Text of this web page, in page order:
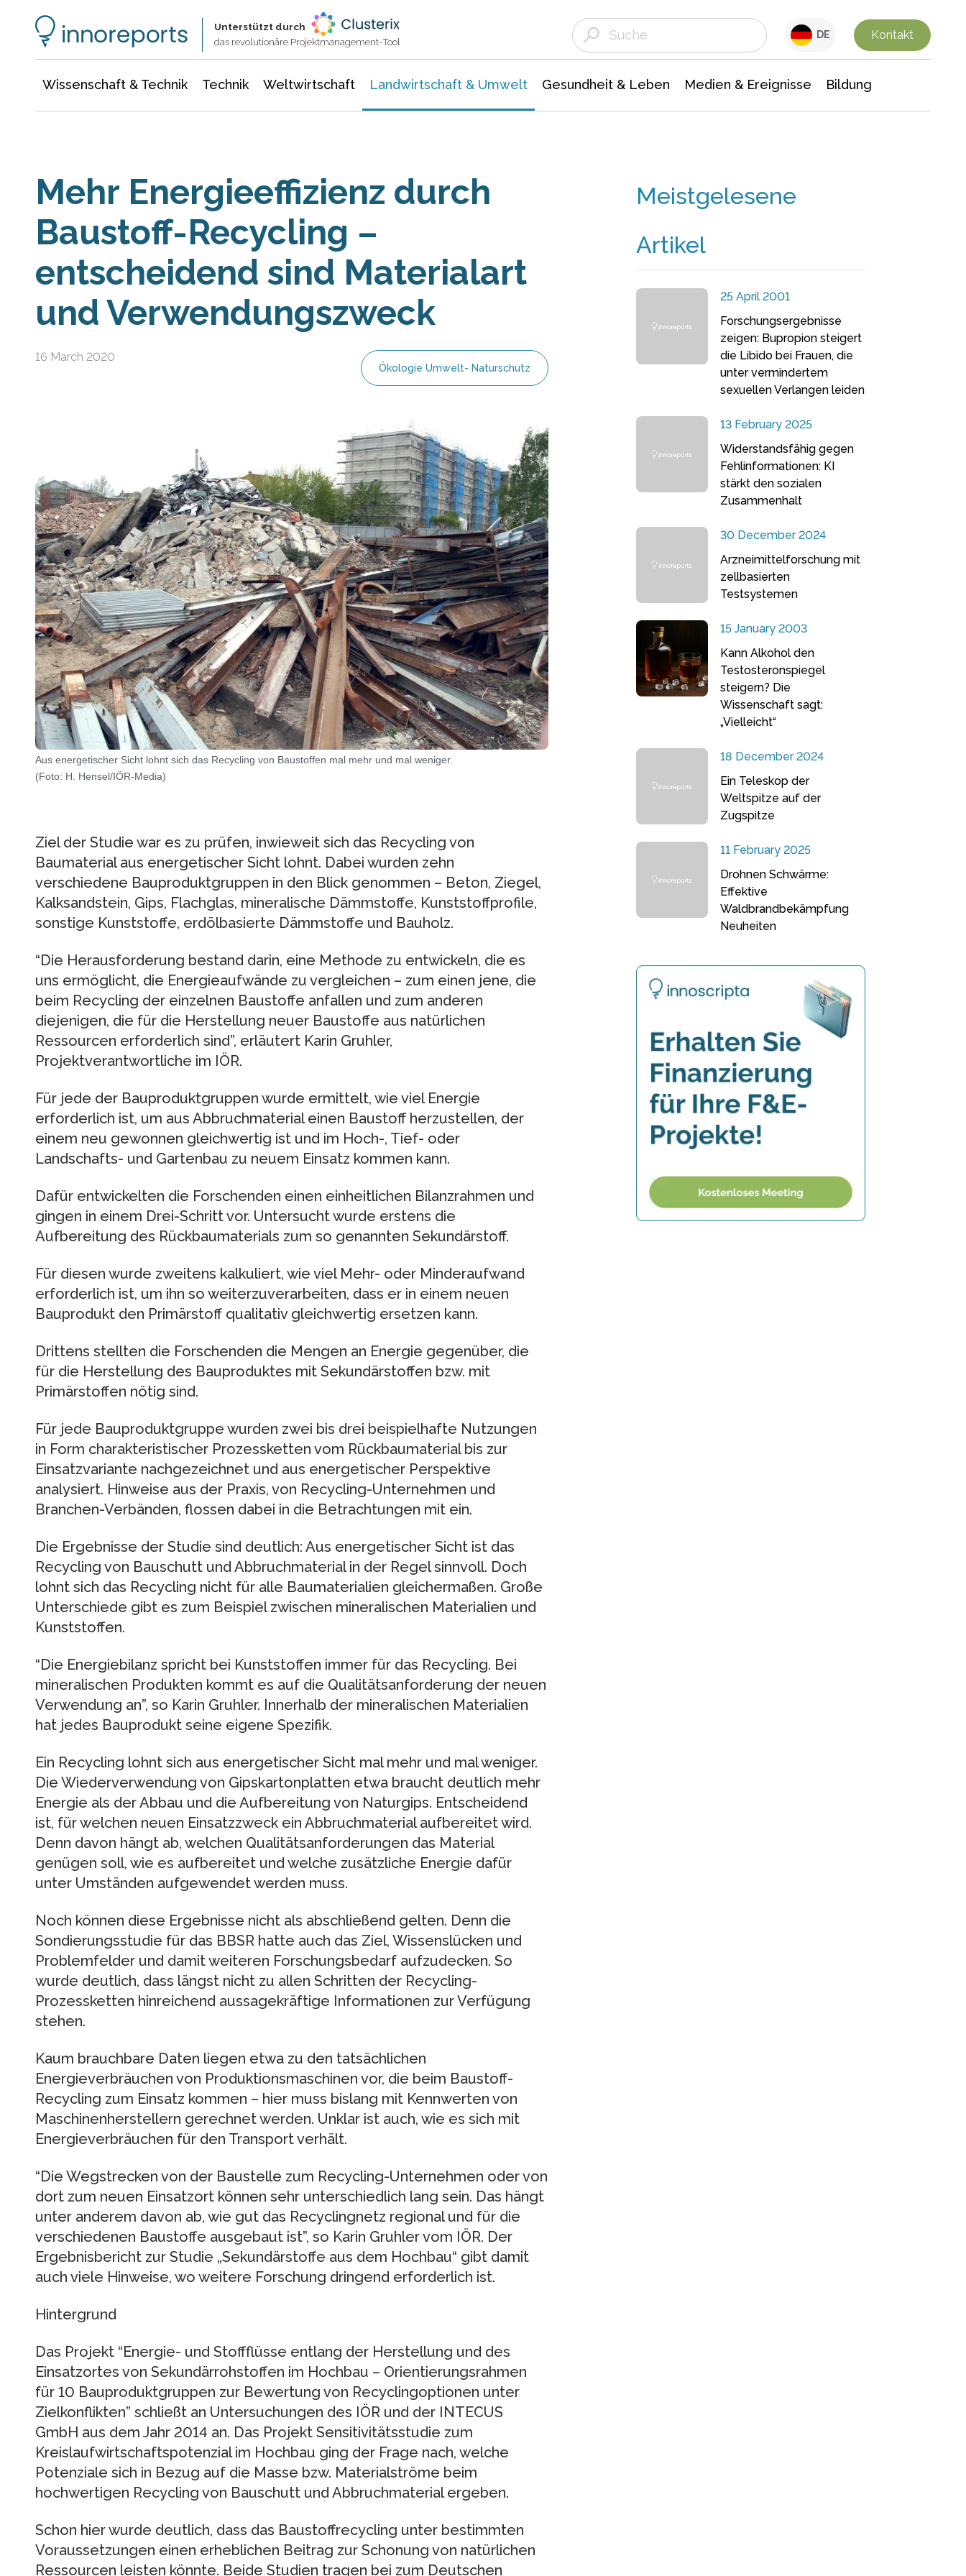
Unterstützt durch
das revolutionäre Projektmanagement-Tool
DE Kontakt
Wissenschaft & Technik Technik Weltwirtschaft Landwirtschaft & Umwelt Gesundheit & Leben Medien & Ereignisse Bildung
Mehr Energieeffizienz durch
Baustoff-Recycling –
entscheidend sind Materialart
und Verwendungszweck
16 March 2020
Ökologie Umwelt- Naturschutz
Aus energetischer Sicht lohnt sich das Recycling von Baustoffen mal mehr und mal weniger.
(Foto: H. Hensel/IÖR-Media)
Ziel der Studie war es zu prüfen, inwieweit sich das Recycling von
Baumaterial aus energetischer Sicht lohnt. Dabei wurden zehn
verschiedene Bauproduktgruppen in den Blick genommen – Beton, Ziegel,
Kalksandstein, Gips, Flachglas, mineralische Dämmstoffe, Kunststoffprofile,
sonstige Kunststoffe, erdölbasierte Dämmstoffe und Bauholz.
“Die Herausforderung bestand darin, eine Methode zu entwickeln, die es
uns ermöglicht, die Energieaufwände zu vergleichen – zum einen jene, die
beim Recycling der einzelnen Baustoffe anfallen und zum anderen
diejenigen, die für die Herstellung neuer Baustoffe aus natürlichen
Ressourcen erforderlich sind”, erläutert Karin Gruhler,
Projektverantwortliche im IÖR.
Für jede der Bauproduktgruppen wurde ermittelt, wie viel Energie
erforderlich ist, um aus Abbruchmaterial einen Baustoff herzustellen, der
einem neu gewonnen gleichwertig ist und im Hoch-, Tief- oder
Landschafts- und Gartenbau zu neuem Einsatz kommen kann.
Dafür entwickelten die Forschenden einen einheitlichen Bilanzrahmen und
gingen in einem Drei-Schritt vor. Untersucht wurde erstens die
Aufbereitung des Rückbaumaterials zum so genannten Sekundärstoff.
Für diesen wurde zweitens kalkuliert, wie viel Mehr- oder Minderaufwand
erforderlich ist, um ihn so weiterzuverarbeiten, dass er in einem neuen
Bauprodukt den Primärstoff qualitativ gleichwertig ersetzen kann.
Drittens stellten die Forschenden die Mengen an Energie gegenüber, die
für die Herstellung des Bauproduktes mit Sekundärstoffen bzw. mit
Primärstoffen nötig sind.
Für jede Bauproduktgruppe wurden zwei bis drei beispielhafte Nutzungen
in Form charakteristischer Prozessketten vom Rückbaumaterial bis zur
Einsatzvariante nachgezeichnet und aus energetischer Perspektive
analysiert. Hinweise aus der Praxis, von Recycling-Unternehmen und
Branchen-Verbänden, flossen dabei in die Betrachtungen mit ein.
Die Ergebnisse der Studie sind deutlich: Aus energetischer Sicht ist das
Recycling von Bauschutt und Abbruchmaterial in der Regel sinnvoll. Doch
lohnt sich das Recycling nicht für alle Baumaterialien gleichermaßen. Große
Unterschiede gibt es zum Beispiel zwischen mineralischen Materialien und
Kunststoffen.
“Die Energiebilanz spricht bei Kunststoffen immer für das Recycling. Bei
mineralischen Produkten kommt es auf die Qualitätsanforderung der neuen
Verwendung an”, so Karin Gruhler. Innerhalb der mineralischen Materialien
hat jedes Bauprodukt seine eigene Spezifik.
Ein Recycling lohnt sich aus energetischer Sicht mal mehr und mal weniger.
Die Wiederverwendung von Gipskartonplatten etwa braucht deutlich mehr
Energie als der Abbau und die Aufbereitung von Naturgips. Entscheidend
ist, für welchen neuen Einsatzzweck ein Abbruchmaterial aufbereitet wird.
Denn davon hängt ab, welchen Qualitätsanforderungen das Material
genügen soll, wie es aufbereitet und welche zusätzliche Energie dafür
unter Umständen aufgewendet werden muss.
Noch können diese Ergebnisse nicht als abschließend gelten. Denn die
Sondierungsstudie für das BBSR hatte auch das Ziel, Wissenslücken und
Problemfelder und damit weiteren Forschungsbedarf aufzudecken. So
wurde deutlich, dass längst nicht zu allen Schritten der Recycling-
Prozessketten hinreichend aussagekräftige Informationen zur Verfügung
stehen.
Kaum brauchbare Daten liegen etwa zu den tatsächlichen
Energieverbräuchen von Produktionsmaschinen vor, die beim Baustoff-
Recycling zum Einsatz kommen – hier muss bislang mit Kennwerten von
Maschinenherstellern gerechnet werden. Unklar ist auch, wie es sich mit
Energieverbräuchen für den Transport verhält.
“Die Wegstrecken von der Baustelle zum Recycling-Unternehmen oder von
dort zum neuen Einsatzort können sehr unterschiedlich lang sein. Das hängt
unter anderem davon ab, wie gut das Recyclingnetz regional und für die
verschiedenen Baustoffe ausgebaut ist”, so Karin Gruhler vom IÖR. Der
Ergebnisbericht zur Studie „Sekundärstoffe aus dem Hochbau“ gibt damit
auch viele Hinweise, wo weitere Forschung dringend erforderlich ist.
Hintergrund
Das Projekt “Energie- und Stoffflüsse entlang der Herstellung und des
Einsatzortes von Sekundärrohstoffen im Hochbau – Orientierungsrahmen
für 10 Bauproduktgruppen zur Bewertung von Recyclingoptionen unter
Zielkonflikten” schließt an Untersuchungen des IÖR und der INTECUS
GmbH aus dem Jahr 2014 an. Das Projekt Sensitivitätsstudie zum
Kreislaufwirtschaftspotenzial im Hochbau ging der Frage nach, welche
Potenziale sich in Bezug auf die Masse bzw. Materialströme beim
hochwertigen Recycling von Bauschutt und Abbruchmaterial ergeben.
Schon hier wurde deutlich, dass das Baustoffrecycling unter bestimmten
Voraussetzungen einen erheblichen Beitrag zur Schonung von natürlichen
Ressourcen leisten könnte. Beide Studien tragen bei zum Deutschen
Meistgelesene
Artikel
25 April 2001
Forschungsergebnisse
zeigen: Bupropion steigert
die Libido bei Frauen, die
unter vermindertem
sexuellen Verlangen leiden
13 February 2025
Widerstandsfähig gegen
Fehlinformationen: KI
stärkt den sozialen
Zusammenhalt
30 December 2024
Arzneimittelforschung mit
zellbasierten
Testsystemen
15 January 2003
Kann Alkohol den
Testosteronspiegel
steigern? Die
Wissenschaft sagt:
„Vielleicht“
18 December 2024
Ein Teleskop der
Weltspitze auf der
Zugspitze
11 February 2025
Drohnen Schwärme:
Effektive
Waldbrandbekämpfung
Neuheiten